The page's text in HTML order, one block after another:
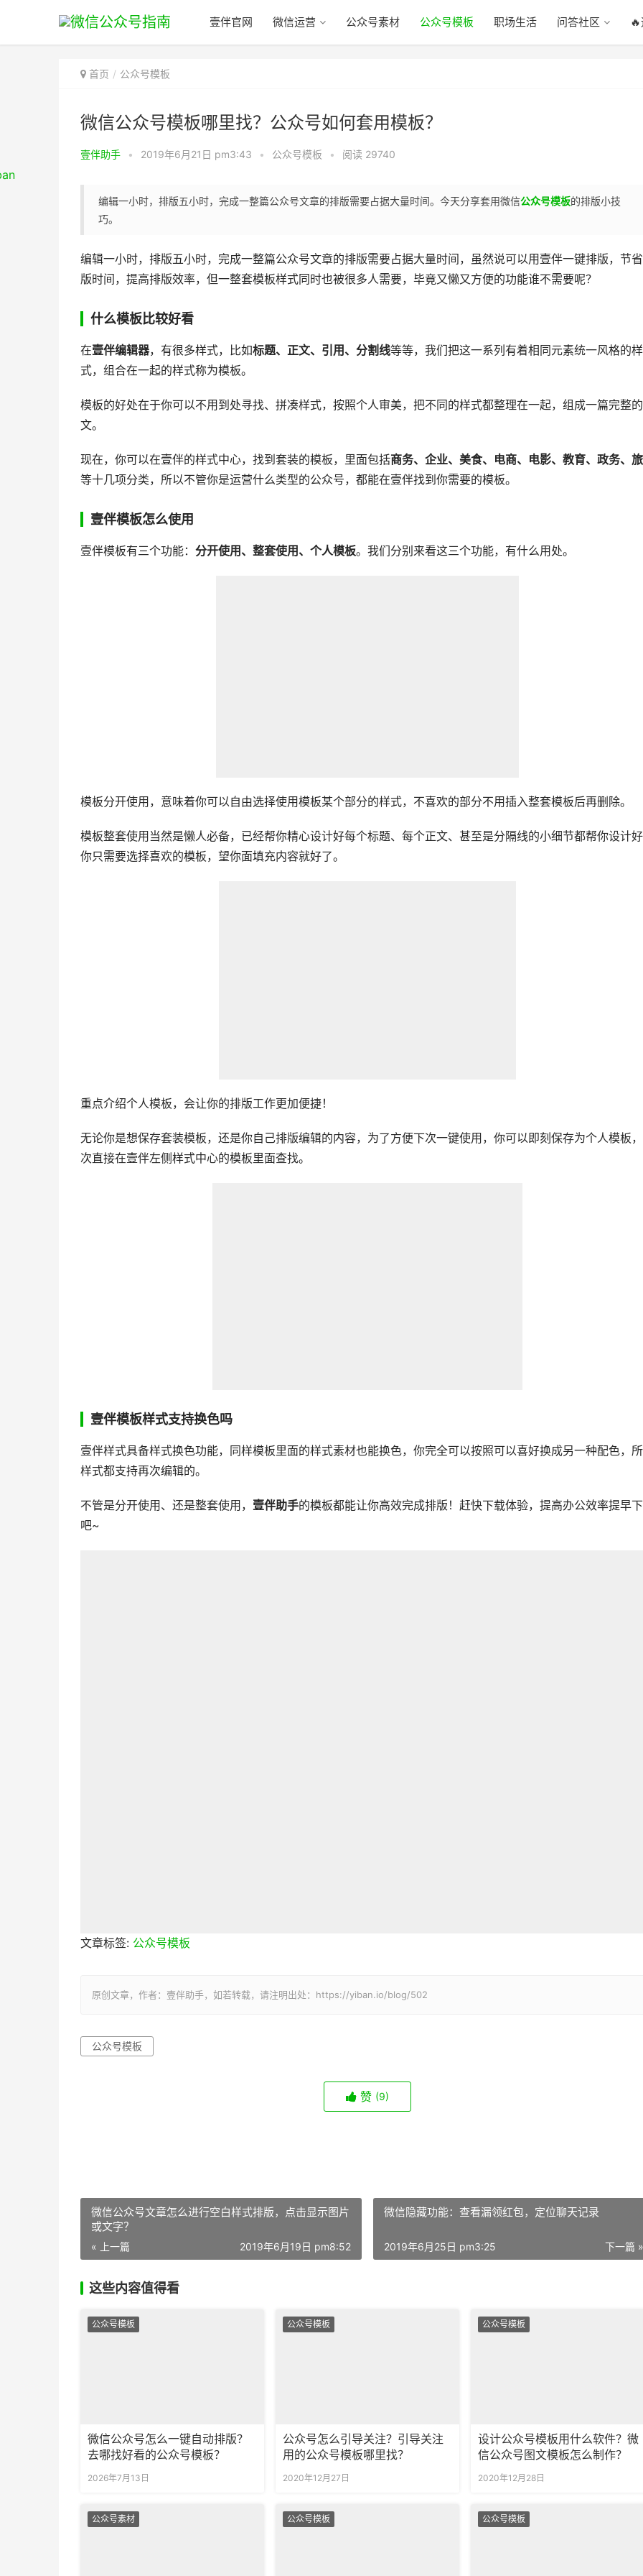
壹伴官网 微信运营 公众号素材 公众号模板 职场生活 问答社区
首页 公众号模板
微信公众号模板哪里找？公众号如何套用模板？
壹伴助手 • 2019年6月21日 pm3:43 • 公众号模板 • 阅读 29740
编辑一小时，排版五小时，完成一整篇公众号文章的排版需要占据大量时间。今天分享套用微信公众号模板的排版小技
巧。
编辑一小时，排版五小时，完成一整篇公众号文章的排版需要占据大量时间，虽然说可以用壹伴一键排版，节
版时间，提高排版效率，但一整套模板样式同时也被很多人需要，毕竟又懒又方便的功能谁不需要呢？
什么模板比较好看
在壹伴编辑器，有很多样式，比如标题、正文、引用、分割线等等，我们把这一系列有着相同元素统一风格的样
式，组合在一起的样式称为模板。
模板的好处在于你可以不用到处寻找、拼凑样式，按照个人审美，把不同的样式都整理在一起，组成一篇完整
文。
现在，你可以在壹伴的样式中心，找到套装的模板，里面包括商务、企业、美食、电商、电影、教育、政务、
等十几项分类，所以不管你是运营什么类型的公众号，都能在壹伴找到你需要的模板。
壹伴模板怎么使用
壹伴模板有三个功能： 分开使用、整套使用、个人模板。我们分别来看这三个功能，有什么用处。
模板分开使用，意味着你可以自由选择使用模板某个部分的样式，不喜欢的部分不用插入整套模板后再删除。
模板整套使用当然是懒人必备，已经帮你精心设计好每个标题、每个正文、甚至是分隔线的小细节都帮你设计
你只需要选择喜欢的模板，望你面填充内容就好了。
重点介绍个人模板，会让你的排版工作更加便捷！
无论你是想保存套装模板，还是你自己排版编辑的内容，为了方便下次一键使用，你可以即刻保存为个人模板
次直接在壹伴左侧样式中心的模板里面查找。
壹伴模板样式支持换色吗
壹伴样式具备样式换色功能，同样模板里面的样式素材也能换色，你完全可以按照可以喜好换成另一种配色，
样式都支持再次编辑的。
不管是分开使用、还是整套使用， 壹伴助手的模板都能让你高效完成排版！赶快下载体验，提高办公效率提早
吧~
文章标签: 公众号模板
原创文章，作者：壹伴助手，如若转载，请注明出处：https://yiban.io/blog/502
公众号模板
赞 (9)
微信公众号文章怎么进行空白样式排版，点击显示图片
或文字？
« 上一篇 2019年6月19日 pm8:52
微信隐藏功能：查看漏领红包，定位聊天记录
下一篇 »
2019年6月25日 pm3:25
这些内容值得看
公众号模板
微信公众号怎么一键自动排版？
去哪找好看的公众号模板？
2026年7月13日
公众号模板
公众号怎么引导关注？引导关注
用的公众号模板哪里找？
2020年12月27日
公众号模板
设计公众号模板用什么软件？微
信公众号图文模板怎么制作？
2020年12月28日
公众号素材 公众号模板 公众号模板